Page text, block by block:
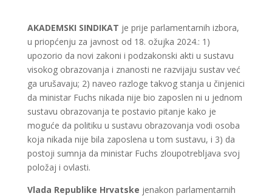
AKADEMSKI SINDIKAT je prije parlamentarnih izbora,
u priopćenju za javnost od 18. ožujka 2024.: 1)
upozorio da novi zakoni i podzakonski akti u sustavu
visokog obrazovanja i znanosti ne razvijaju sustav već
ga urušavaju; 2) naveo razloge takvog stanja u činjenici
da ministar Fuchs nikada nije bio zaposlen ni u jednom
sustavu obrazovanja te postavio pitanje kako je
moguće da politiku u sustavu obrazovanja vodi osoba
koja nikada nije bila zaposlena u tom sustavu, i 3) da
postoji sumnja da ministar Fuchs zloupotrebljava svoj
položaj i ovlasti.
Vlada Republike Hrvatske jenakon parlamentarnih